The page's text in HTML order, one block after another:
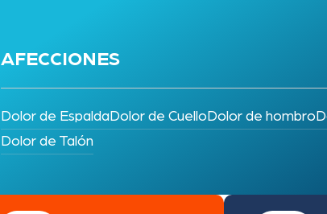
AFECCIONES
Dolor de EspaldaDolor de Cuello Dolor de hombro
Dolor de Talón